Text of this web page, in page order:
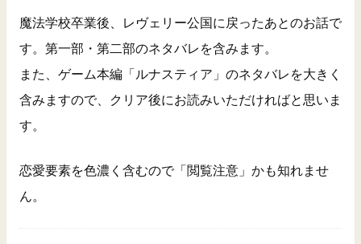
魔法学校卒業後、レヴェリー公国に戻ったあとのお話で
す。第一部・第二部のネタバレを含みます。
また、ゲーム本編「ルナスティア」のネタバレを大きく
含みますので、クリア後にお読みいただければと思いま
す。
恋愛要素を色濃く含むので「閲覧注意」かも知れませ
ん。